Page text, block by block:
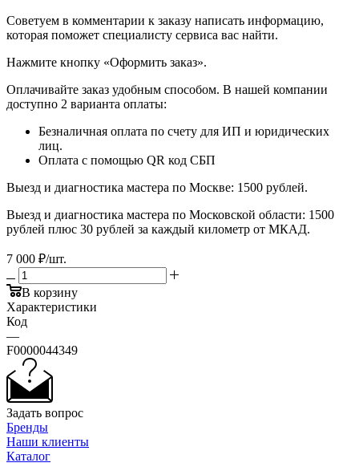
​​​​​​​Советуем в комментарии к заказу написать информацию,
которая поможет специалисту сервиса вас найти.
​​​​​​​Нажмите кнопку «Оформить заказ».
Оплачивайте заказ удобным способом. В нашей компании
доступно 2 варианта оплаты:
Безналичная оплата по счету для ИП и юридических
лиц.
Оплата с помощью QR код СБП
Выезд и диагностика мастера по Москве: 1500 рублей.
Выезд и диагностика мастера по Московской области: 1500
рублей плюс 30 рублей за каждый километр от МКАД.
7 000 ₽/шт.
В корзину
Характеристики
Код
—
F0000044349
Задать вопрос
Бренды
Наши клиенты
Каталог